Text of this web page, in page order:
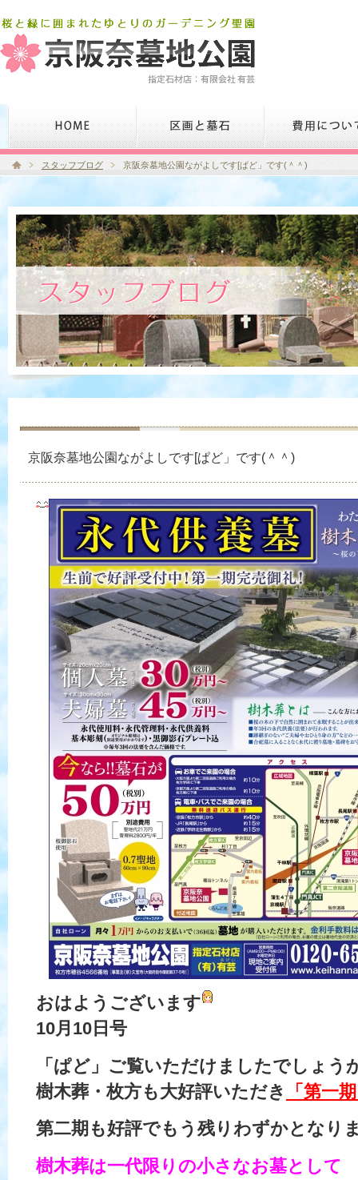
スタッフブログ 京阪奈墓地公園ながよしです[ぱど」です(＾＾)
京阪奈墓地公園ながよしです[ぱど」です(＾＾)
おはようございます
10月10日号
「ぱど」ご覧いただけましたでしょう
樹木葬・枚方も大好評いただき
「第一
第二期も好評でもう残りわずかとなり
樹木葬は一代限りの小さなお墓として